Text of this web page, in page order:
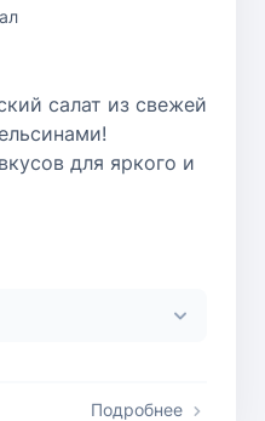
салат из свежей
для яркого и
Подробнее